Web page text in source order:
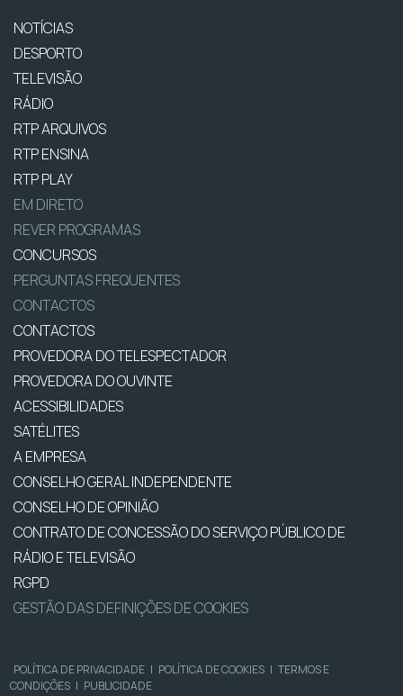
NOTÍCIAS
DESPORTO
TELEVISÃO
RÁDIO
RTP ARQUIVOS
RTP ENSINA
RTP PLAY
EM DIRETO
REVER PROGRAMAS
CONCURSOS
PERGUNTAS FREQUENTES
CONTACTOS
CONTACTOS
PROVEDORA DO TELESPECTADOR
PROVEDORA DO OUVINTE
ACESSIBILIDADES
SATÉLITES
A EMPRESA
CONSELHO GERAL INDEPENDENTE
CONSELHO DE OPINIÃO
CONTRATO DE CONCESSÃO DO SERVIÇO PÚBLICO DE
RÁDIO E TELEVISÃO
RGPD
GESTÃO DAS DEFINIÇÕES DE COOKIES
POLÍTICA DE PRIVACIDADE | POLÍTICA DE COOKIES | TERMOS E
CONDIÇÕES | PUBLICIDADE